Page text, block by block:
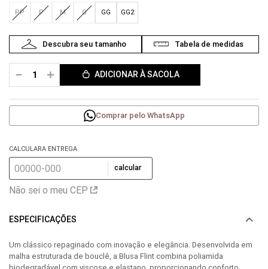
PP P M G GG GG2
＋
－ ADICIONAR À SACOLA
Comprar pelo WhatsApp
CALCULARA ENTREGA
calcular
Não sei o meu CEP
ESPECIFICAÇÕES
Um clássico repaginado com inovação e elegância. Desenvolvida em
malha estruturada de bouclê, a Blusa Flint combina poliamida